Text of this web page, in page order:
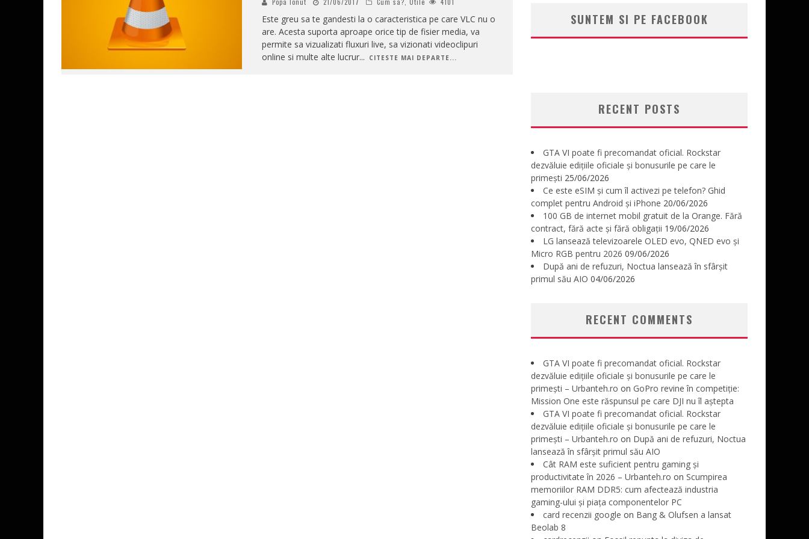
Este greu sa te gandesti la o caracteristica pe care VLC nu o
are. Acesta suporta aproape orice tip de fisier media, va
permite sa vizualizati fluxuri live, sa vizionati videoclipuri
online si multe alte lucrur... CITESTE MAI DEPARTE...
SUNTEM SI PE FACEBOOK
RECENT POSTS
GTA VI poate fi precomandat oficial. Rockstar
dezvăluie edițiile oficiale și bonusurile pe care le
primești 25/06/2026
Ce este eSIM și cum îl activezi pe telefon? Ghid
complet pentru Android și iPhone 20/06/2026
100 GB de internet mobil gratuit de la Orange. Fără
contract, fără acte și fără obligații 19/06/2026
LG lansează televizoarele OLED evo, QNED evo și
Micro RGB pentru 2026 09/06/2026
După ani de refuzuri, Noctua lansează în sfârșit
primul său AIO 04/06/2026
RECENT COMMENTS
GTA VI poate fi precomandat oficial. Rockstar
dezvăluie edițiile oficiale și bonusurile pe care le
primești – Urbanteh.ro on GoPro revine în competiție:
Mission One este răspunsul pe care DJI nu îl aștepta
GTA VI poate fi precomandat oficial. Rockstar
dezvăluie edițiile oficiale și bonusurile pe care le
primești – Urbanteh.ro on După ani de refuzuri, Noctua
lansează în sfârșit primul său AIO
Cât RAM este suficient pentru gaming și
productivitate în 2026 – Urbanteh.ro on Scumpirea
memoriilor RAM DDR5: cum afectează industria
gaming-ului și piața componentelor PC
card recenzii google on Bang & Olufsen a lansat
Beolab 8